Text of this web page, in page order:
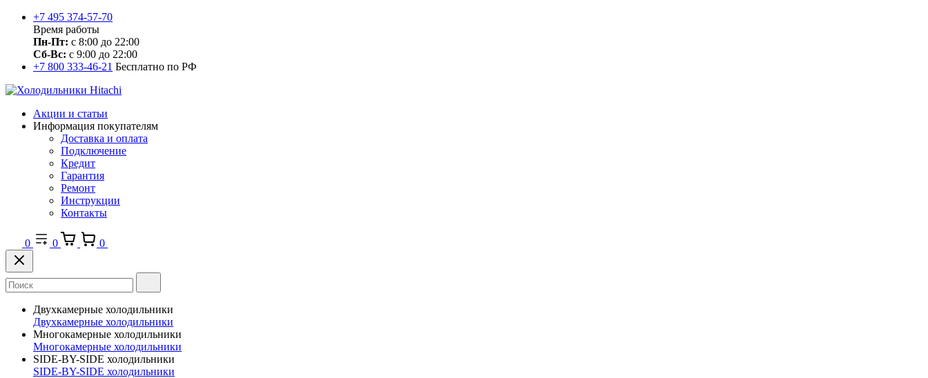
+7 495 374-57-70
Время работы
Пн-Пт: с 8:00 до 22:00
Сб-Вс: с 9:00 до 22:00
+7 800 333-46-21 Бесплатно по РФ
Акции и статьи
Информация покупателям
Доставка и оплата
Подключение
Кредит
Гарантия
Ремонт
Инструкции
Контакты
0 0 0
Двухкамерные холодильники
Двухкамерные холодильники
Многокамерные холодильники
Многокамерные холодильники
SIDE-BY-SIDE холодильники
SIDE-BY-SIDE холодильники